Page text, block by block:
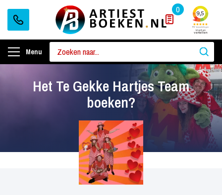
0
Menu
Het Te Gekke Hartjes Team
boeken?